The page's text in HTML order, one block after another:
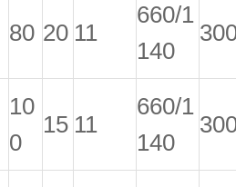
80 20 11
660/1
140
10
0
15 11
660/1
140